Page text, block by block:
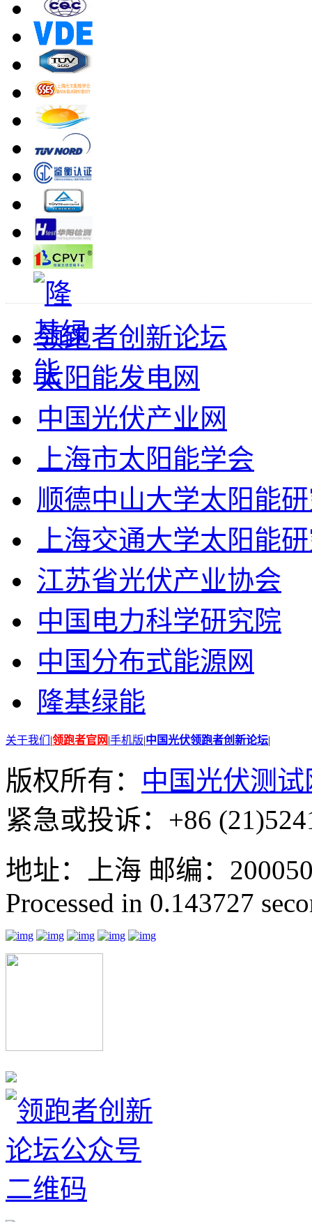
领跑者创新论坛
太阳能发电网
中国光伏产业网
上海市太阳能学会
顺德中山大学太阳能
上海交通大学太阳能
江苏省光伏产业协会
中国电力科学研究院
中国分布式能源网
隆基绿能
关于我们 |领跑者官网|手机版|中国光伏领跑者创新论坛|
版权所有： 中国光伏测试
紧急或投诉：+86
地址：上海 邮编：
Processed in 0.143727